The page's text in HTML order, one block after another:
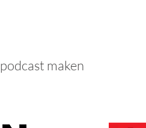
podcast maken